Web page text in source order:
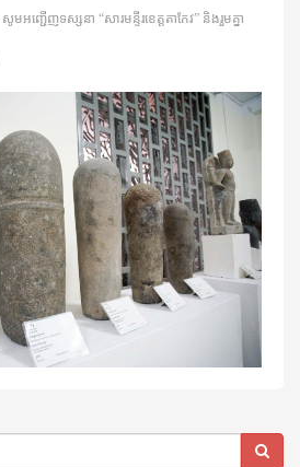
សូមអញ្ជើញទស្សនា “សារមន្ទីរខេត្តតាកែវ” និងរួមគ្នា